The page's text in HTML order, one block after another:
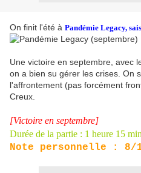
On finit l'été à Pandémie Legacy,
Une victoire en septembre, avec
on a bien su gérer les crises. On
l'affrontement (pas forcément
Creux.
[Victoire en septembre]
Durée de la partie : 1 heure 15
Note personnelle : 8/